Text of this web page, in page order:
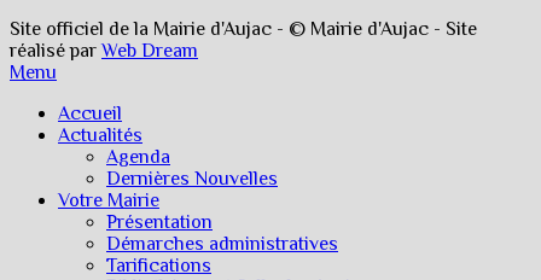
Site officiel de la Mairie d'Aujac - © Mairie d'Aujac - Site
réalisé parWeb Dream
Menu
Accueil
Actualités
Agenda
Dernières Nouvelles
Votre Mairie
Présentation
Démarches administratives
Tarifications